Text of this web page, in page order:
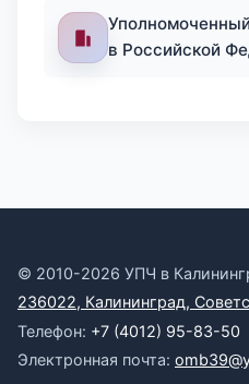
в Российской
© 2010-2026 УПЧ в
236022, Калининград,
Телефон: +7 (4012) 95-83-50
Электронная почта: